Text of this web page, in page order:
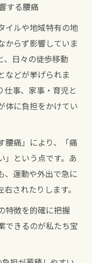
する腰痛
イルや地域特有の地
からず影響していま
、日々の徒歩移動
などが挙げられま
仕事、家事・育児と
体に負担をかけてい
腰痛」により、「痛
」という点です。あ
、運動や外出で急に
されたりします。
特徴を的確に把握
できるのが私たち宝